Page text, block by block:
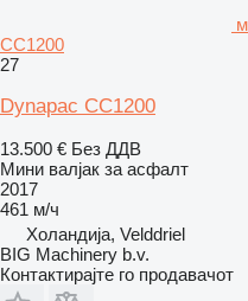
CC1200
27
Dynapac CC1200
13.500 € Без ДДВ
Мини валјак за асфалт
2017
461 м/ч
Холандија, Velddriel
BIG Machinery b.v.
Контактирајте го продавачот